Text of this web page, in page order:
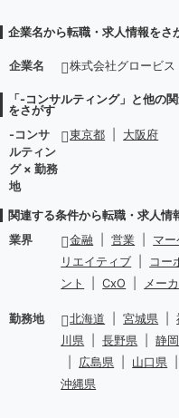
企業名から転職・求人情報をさ
企業名 株式会社グロービス
「-コンサルティング」と他の
をさがす
-コンサ
ルティン
グ × 勤務
地
東京都 大阪府
関連する条件から転職・求人情
業界
金融 営業 マ
リエイティブ
コー
ント
CxO メー
勤務地 北海道 宮城県
川県
長野県 静
広島県 山口県
沖縄県